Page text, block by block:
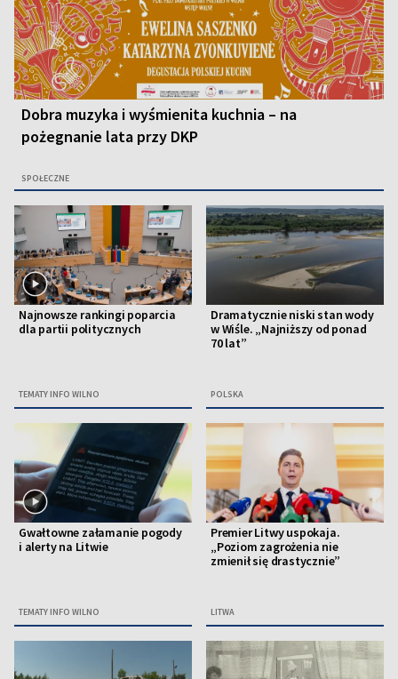
Dobra muzyka i wyśmienita kuchnia – na
pożegnanie lata przy DKP
SPOŁECZNE
Najnowsze rankingi poparcia
dla partii politycznych
TEMATY INFO WILNO
Dramatycznie niski stan wody
w Wiśle. „Najniższy od ponad
70 lat”
POLSKA
Gwałtowne załamanie pogody
i alerty na Litwie
TEMATY INFO WILNO
Premier Litwy uspokaja.
„Poziom zagrożenia nie
zmienił się drastycznie”
LITWA